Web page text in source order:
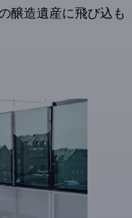
醸造遺産に飛び込も